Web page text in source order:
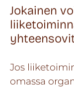
Jokainen
Jos
omassa